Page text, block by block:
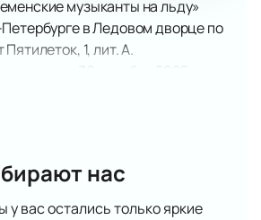
музыканты на льду»
в Ледовом дворце по
1, лит. А.
В афише указаны точные
музыкальный спектакль по
мультфильма. В нем
Дикиджи, Елизавета
нас
у вас остались только яркие